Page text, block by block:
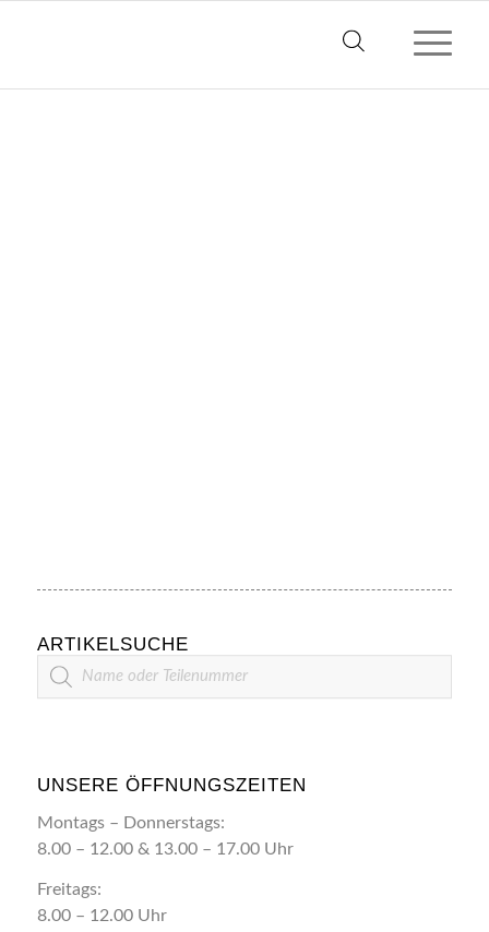
ARTIKELSUCHE
Artikelsuche
UNSERE ÖFFNUNGSZEITEN
Montags – Donnerstags:
8.00 – 12.00 & 13.00 – 17.00 Uhr
Freitags:
8.00 – 12.00 Uhr